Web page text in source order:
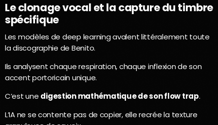
Le clonage vocal et la capture du timbre
spécifique
Les modèles de deep learning avalent littéralement toute
la discographie de Benito.
Ils analysent chaque respiration, chaque inflexion de son
accent portoricain unique.
C’est une digestion mathématique de son flow trap.
L’IA ne se contente pas de copier, elle recrée la texture